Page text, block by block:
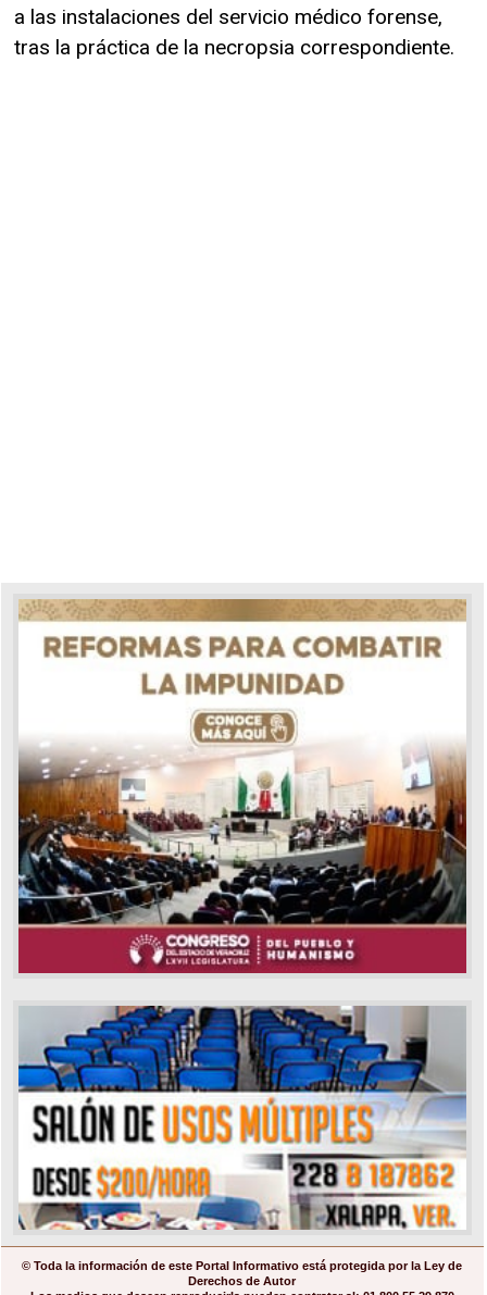
a las instalaciones del servicio médico forense,
tras la práctica de la necropsia correspondiente.
© Toda la información de este Portal Informativo está protegida por la Ley de
Derechos de Autor